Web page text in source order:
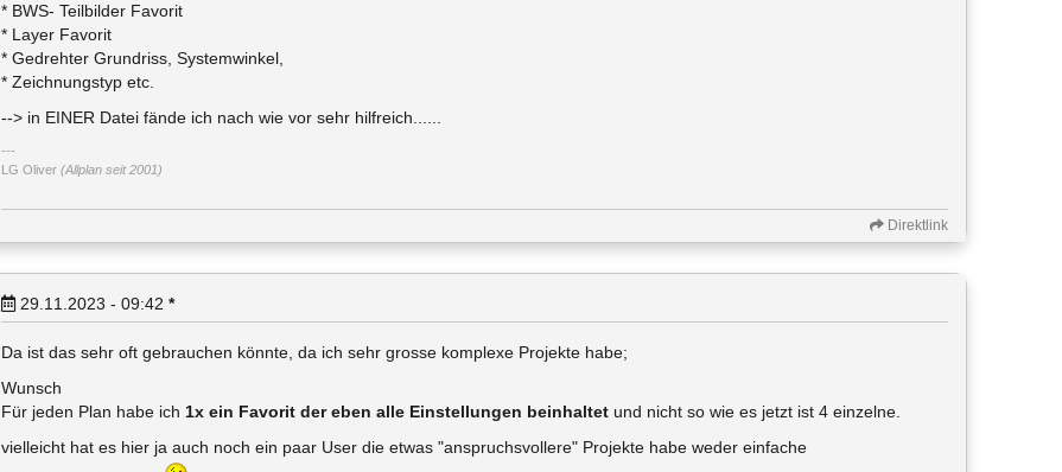
* BWS- Teilbilder Favorit
* Layer Favorit
* Gedrehter Grundriss, Systemwinkel,
* Zeichnungstyp etc.
--> in EINER Datei fände ich nach wie vor sehr hilfreich......
LG Oliver (Allplan seit 2001)
Direktlink
29.11.2023 - 09:42 *
Da ist das sehr oft gebrauchen könnte, da ich sehr grosse komplexe Projekte habe;
Wunsch
Für jeden Plan habe ich 1x ein Favorit der eben alle Einstellungen beinhaltet und nicht so wie es jetzt ist 4 einzelne.
vielleicht hat es hier ja auch noch ein paar User die etwas "anspruchsvollere" Projekte habe weder einfache